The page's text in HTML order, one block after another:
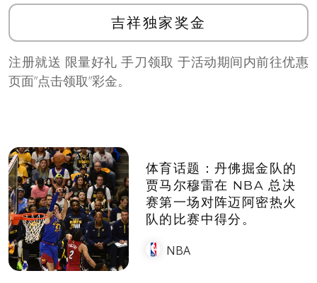
体育话题：丹佛掘金队的
贾马尔穆雷在 NBA 总决
赛第一场对阵迈阿密热火
队的比赛中得分。
NBA
吉祥独家奖金
注册就送 限量好礼 手刀领取 于活动期间内前往优惠
页面”点击领取”彩金。